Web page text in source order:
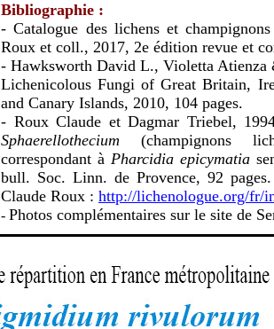
Bibliographie :
- Catalogue des lichens et
Roux et coll., 2017, 2e édition revue et
- Hawksworth David L., Violetta
Lichenicolous Fungi of Great Britain,
and Canary Islands, 2010, 104 pages.
- Roux Claude et Dagmar Triebel,
Sphaerellothecium (champignons
correspondant àPharcidia epicymatia
bull. Soc. Linn. de Provence, 92
Claude Roux : http://lichenologue.org/fr/
- Photos complémentaires sur le site de